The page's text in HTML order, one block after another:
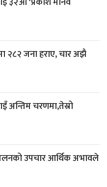
२८२ जना हराए, चार अझै
अन्तिम चरणमा,तेस्रो
उपचार आर्थिक अभावले